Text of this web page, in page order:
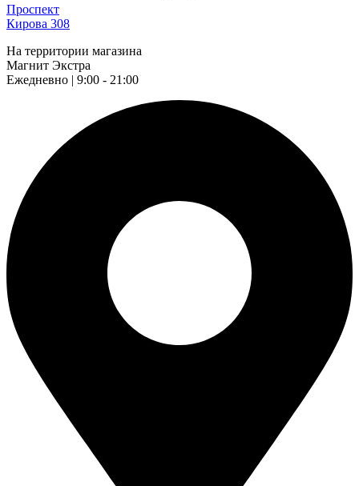
Проспект
Кирова 308
На территории магазина
Магнит Экстра
Ежедневно | 9:00 - 21:00